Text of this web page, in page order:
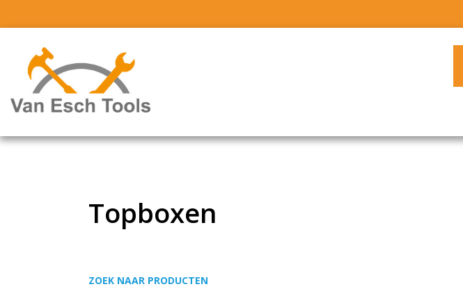
Topboxen
ZOEK NAAR PRODUCTEN